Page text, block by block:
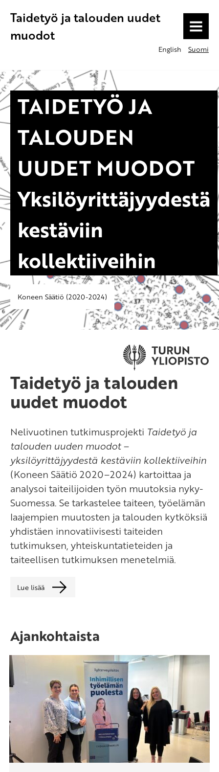
Taidetyö ja talouden uudet
muodot
MENU
English Suomi
TAIDETYÖ JA
TALOUDEN
UUDET MUODOT
Yksilöyrittäjyydestä
kestäviin
kollektiiveihin
Koneen Säätiö (2020-2024)
Taidetyö ja talouden
uudet muodot
Nelivuotinen tutkimusprojekti Taidetyö ja
talouden uuden muodot –
yksilöyrittäjyydestä kestäviin kollektiiveihin
(Koneen Säätiö 2020–2024) kartoittaa ja
analysoi taiteilijoiden työn muutoksia nyky-
Suomessa. Se tarkastelee taiteen, työelämän
laajempien muutosten ja talouden kytköksiä
yhdistäen innovatiivisesti taiteiden
tutkimuksen, yhteiskuntatieteiden ja
taiteellisen tutkimuksen menetelmiä.
Lue lisää
Ajankohtaista